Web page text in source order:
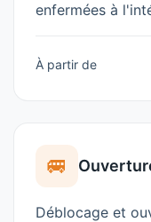
enfermées à
À partir de
🚐
Déblocage et